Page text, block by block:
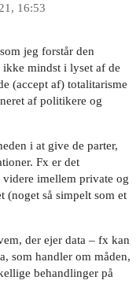
16:53
jeg forstår den
mindst i lyset af de
(accept af) totalitarisme
af politikere og
i at give de parter,
Fx er det
imellem private og
(noget så simpelt som et
der ejer data – fx kan
som handler om måden,
behandlinger på